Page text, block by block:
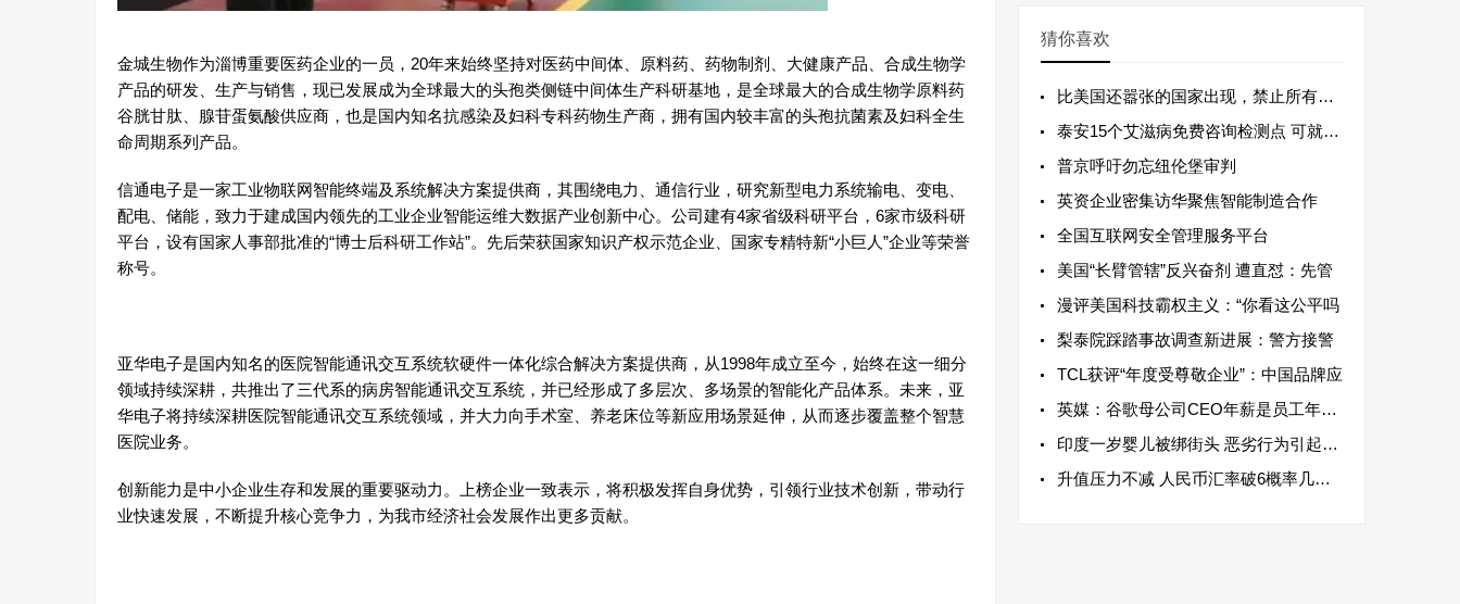
金城生物作为淄博重要医药企业的一员，20年来始终坚持对医药中间体、原料药、药物制剂、大健康产品、合成生物学
产品的研发、生产与销售，现已发展成为全球最大的头孢类侧链中间体生产科研基地，是全球最大的合成生物学原料药
谷胱甘肽、腺苷蛋氨酸供应商，也是国内知名抗感染及妇科专科药物生产商，拥有国内较丰富的头孢抗菌素及妇科全生
命周期系列产品。
信通电子是一家工业物联网智能终端及系统解决方案提供商，其围绕电力、通信行业，研究新型电力系统输电、变电、
配电、储能，致力于建成国内领先的工业企业智能运维大数据产业创新中心。公司建有4家省级科研平台，6家市级科研
平台，设有国家人事部批准的“博士后科研工作站”。先后荣获国家知识产权示范企业、国家专精特新“小巨人”企业等荣誉
称号。
亚华电子是国内知名的医院智能通讯交互系统软硬件一体化综合解决方案提供商，从1998年成立至今，始终在这一细分
领域持续深耕，共推出了三代系的病房智能通讯交互系统，并已经形成了多层次、多场景的智能化产品体系。未来，亚
华电子将持续深耕医院智能通讯交互系统领域，并大力向手术室、养老床位等新应用场景延伸，从而逐步覆盖整个智慧
医院业务。
创新能力是中小企业生存和发展的重要驱动力。上榜企业一致表示，将积极发挥自身优势，引领行业技术创新，带动行
业快速发展，不断提升核心竞争力，为我市经济社会发展作出更多贡献。
猜你喜欢
比美国还嚣张的国家出现，禁止所有中国
泰安15个艾滋病免费咨询检测点 可就近选
普京呼吁勿忘纽伦堡审判
英资企业密集访华聚焦智能制造合作
全国互联网安全管理服务平台
美国“长臂管辖”反兴奋剂 遭直怼：先管
漫评美国科技霸权主义：“你看这公平吗
梨泰院踩踏事故调查新进展：警方接警
TCL获评“年度受尊敬企业”：中国品牌应
英媒：谷歌母公司CEO年薪是员工年薪中位
印度一岁婴儿被绑街头 恶劣行为引起了社
升值压力不减 人民币汇率破6概率几多？